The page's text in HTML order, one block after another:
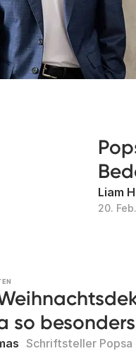
Liam
20.
so
Schriftsteller Popsa